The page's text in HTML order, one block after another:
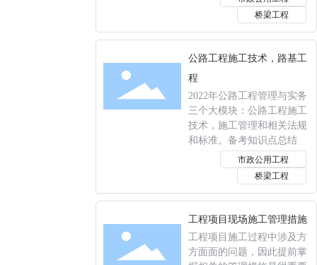
桥梁工程
公路工程施工技术，路基工
程
2022年公路工程管理与实务
三个大模块：公路工程施工
技术，施工管理和相关法规
和标准。备考知识点总结
市政公用工程
桥梁工程
工程项目现场施工管理措施
工程项目施工过程中涉及方
方面面的问题，因此提前掌